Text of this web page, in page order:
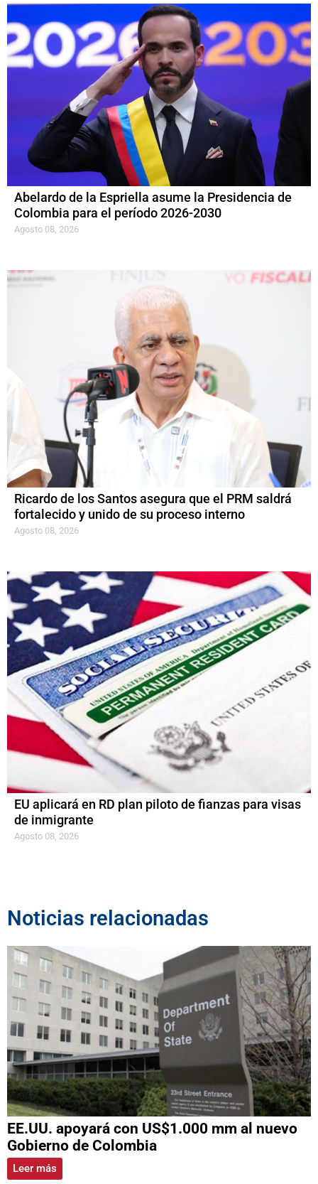
Abelardo de la Espriella asume la Presidencia de
Colombia para el período 2026-2030
Agosto 08, 2026
Ricardo de los Santos asegura que el PRM saldrá
fortalecido y unido de su proceso interno
Agosto 08, 2026
EU aplicará en RD plan piloto de fianzas para visas
de inmigrante
Agosto 08, 2026
Noticias relacionadas
EE.UU. apoyará con US$1.000 mm al nuevo
Gobierno de Colombia
Leer más